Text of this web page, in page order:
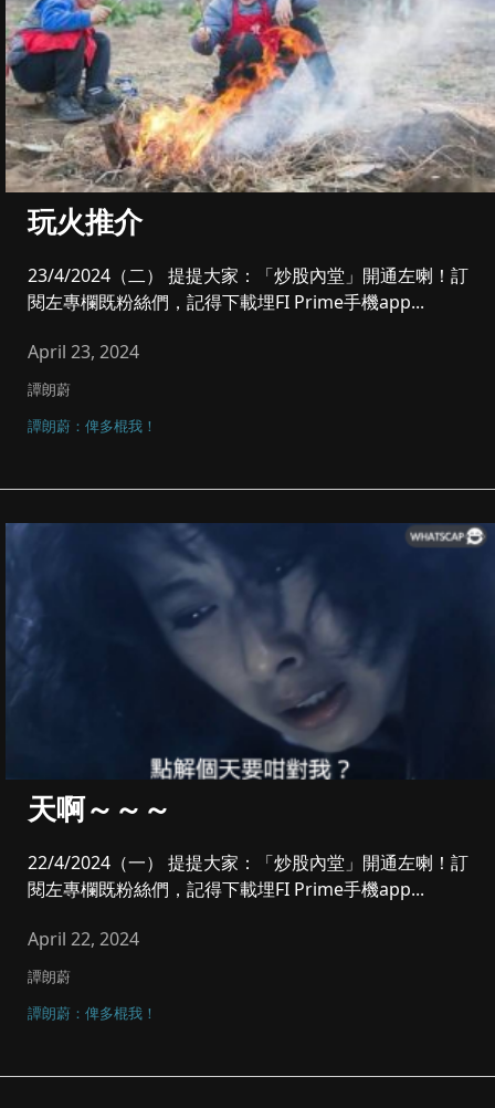
玩火推介
23/4/2024（二） 提提大家：「炒股內堂」開通左喇！訂
閱左專欄既粉絲們，記得下載埋FI Prime手機app...
April 23, 2024
譚朗蔚
譚朗蔚：俾多棍我！
天啊～～～
22/4/2024（一） 提提大家：「炒股內堂」開通左喇！訂
閱左專欄既粉絲們，記得下載埋FI Prime手機app...
April 22, 2024
譚朗蔚
譚朗蔚：俾多棍我！